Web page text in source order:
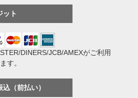
ット
DINERS/JCB/AMEXがご利用
す。
（前払い）